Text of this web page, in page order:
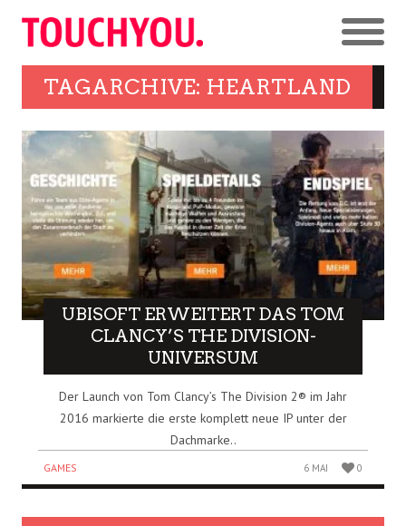
TAGARCHIVE: HEARTLAND
UBISOFT ERWEITERT DAS TOM
CLANCY’S THE DIVISION-
UNIVERSUM
Der Launch von Tom Clancy’s The Division 2® im Jahr
2016 markierte die erste komplett neue IP unter der
Dachmarke..
GAMES 6 MAI 0